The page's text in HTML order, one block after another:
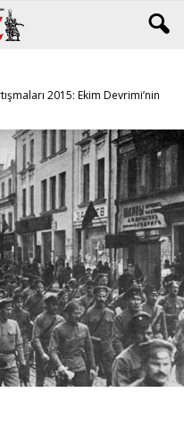
2015: Ekim Devrimi’nin